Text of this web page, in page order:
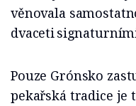
věnovala
dvaceti
Pouze Grónsko
pekařská tradice je